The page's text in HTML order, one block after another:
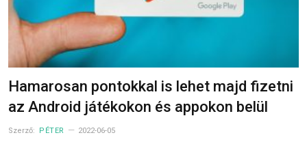
Hamarosan pontokkal is lehet majd fizetni
az Android játékokon és appokon belül
Szerző: PÉTER 2022-06-05